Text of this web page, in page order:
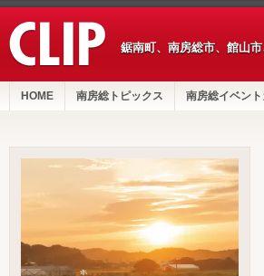
鋸南町、南房総市、館山
HOME 南房総トピックス 南房総イベン